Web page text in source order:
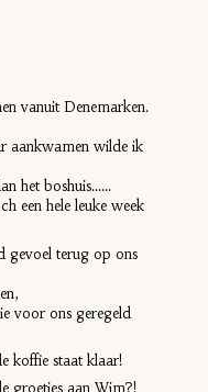
vanuit Denemarken.
aankwamen wilde ik
het boshuis......
een hele leuke week
gevoel terug op ons
voor ons geregeld
koffie staat klaar!